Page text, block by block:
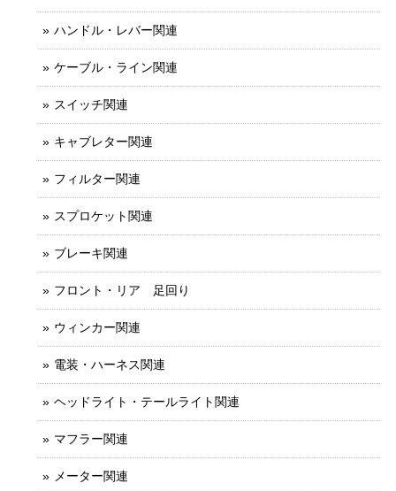
ハンドル・レバー関連
ケーブル・ライン関連
スイッチ関連
キャブレター関連
フィルター関連
スプロケット関連
ブレーキ関連
フロント・リア 足回り
ウィンカー関連
電装・ハーネス関連
ヘッドライト・テールライト関連
マフラー関連
メーター関連